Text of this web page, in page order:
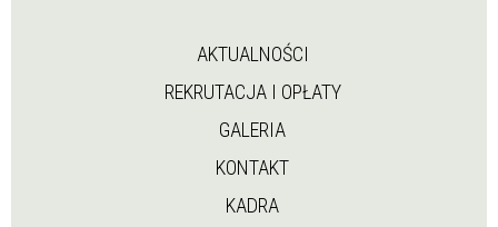
AKTUALNOŚCI
REKRUTACJA I OPŁATY
GALERIA
KONTAKT
KADRA